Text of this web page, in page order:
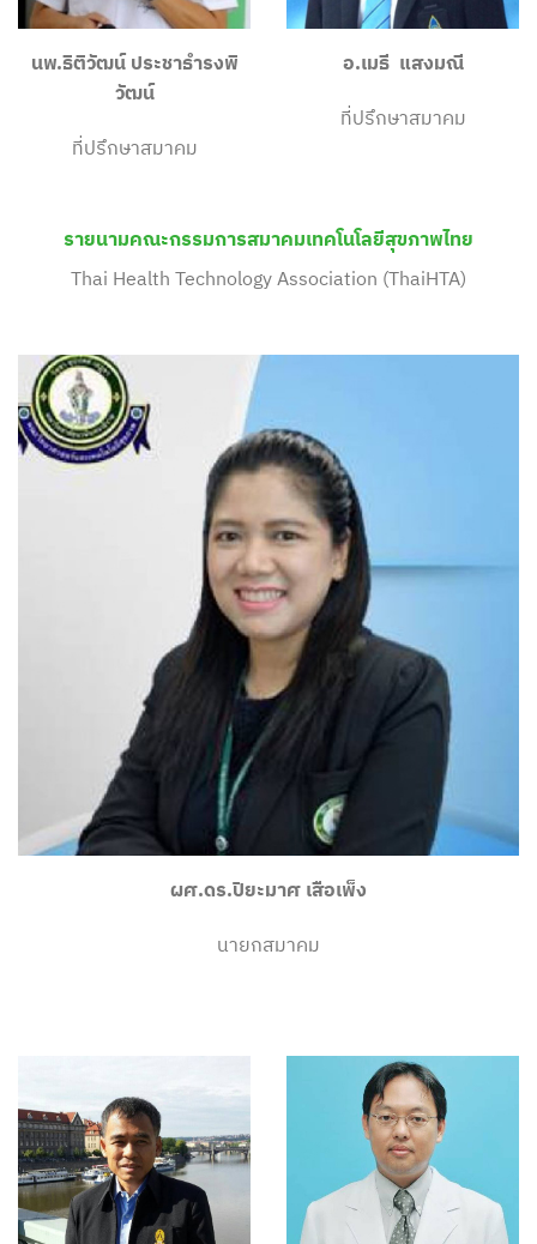
นพ.ธิติวัฒน์ ประชาธำรงพิ
วัฒน์
ที่ปรึกษาสมาคม
อ.เมธี แสงมณี
ที่ปรึกษาสมาคม
รายนามคณะกรรมการสมาคมเทคโนโลยีสุขภาพไทย
Thai Health Technology Association (ThaiHTA)
ผศ.ดร.ปิยะมาศ เสือเพ็ง
นายกสมาคม